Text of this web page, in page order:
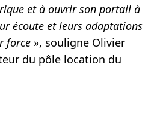
et à ouvrir son portail à
écoute et leurs adaptations
force », souligne Olivier
du pôle location du